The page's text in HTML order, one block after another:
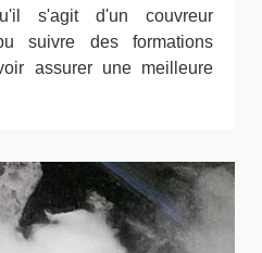
s'agit d'un couvreur
suivre des formations
assurer une meilleure